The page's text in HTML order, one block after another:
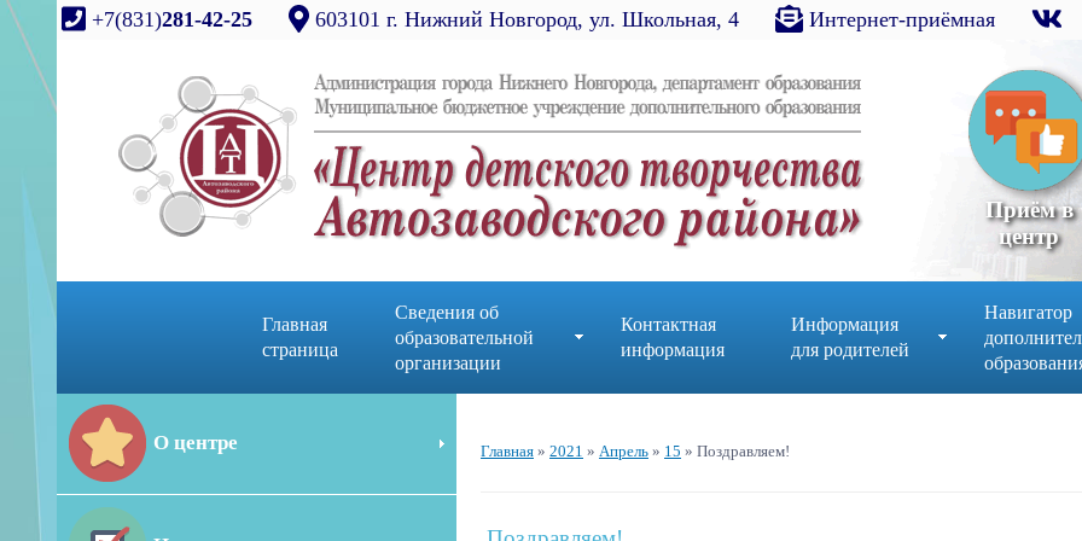
+7(831)281-42-25 603101 г. Нижний Новгород, ул. Школьная, 4 Интернет-приёмная
Приём в
центр
Главная
страница
Сведения об
образовательной
организации
Контактная
информация
Информация
для родителей
Навигатор
О центре Главная » 2021 » Апрель » 15 » Поздравляем!